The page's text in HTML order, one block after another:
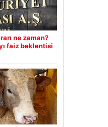
ne zaman?
faiz beklentisi